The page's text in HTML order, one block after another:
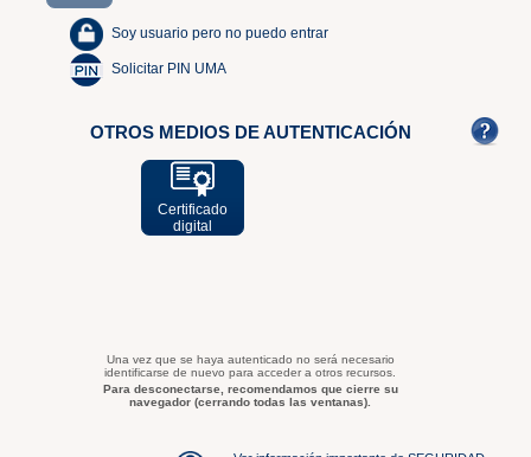
Soy usuario pero no puedo entrar
Solicitar PIN UMA
OTROS MEDIOS DE AUTENTICACIÓN
Certificado
digital
Una vez que se haya autenticado no será necesario
identificarse de nuevo para acceder a otros recursos.
Para desconectarse, recomendamos que cierre su
navegador (cerrando todas las ventanas).